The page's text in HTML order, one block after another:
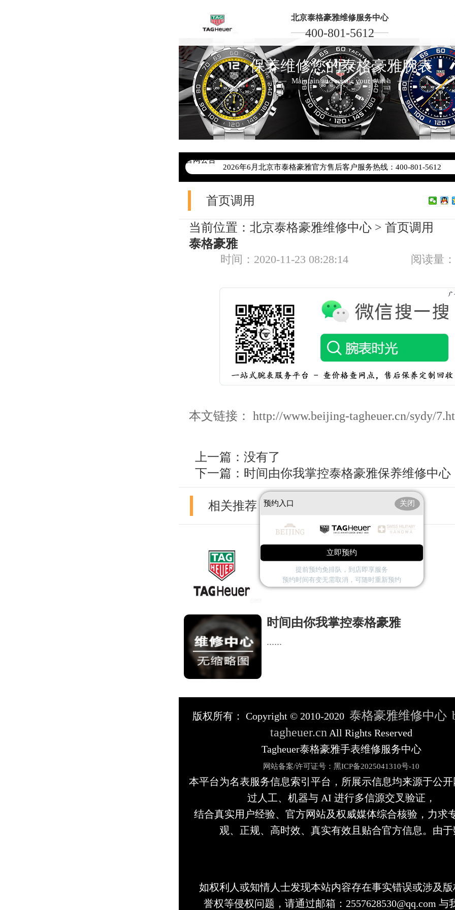
北京泰格豪雅维修服务中心
400-801-5612
保养维修您的泰格豪雅腕表
Maintain and repair your watch
官网公告
>
2026年6月泰格豪雅北京市售后服务网络优化升级公告
2026年6月北京市泰格豪雅官方售后客户服务热线：400-801-5612
2026年6月泰格豪雅售后服务中心最新网点地址：
北京市东城区东长安街1号东方广场写字楼W3座6层602室（需提前预
节假日正常营业！
首页调用
当前位置： 北京泰格豪雅维修中心 > 首页调用
泰格豪雅
时间：2020-11-23 08:28:14 阅读量
本文链接： http://www.beijing-tagheuer.cn/sydy/
上一篇：没有了
下一篇： 时间由你我掌控泰格豪雅保养维修中心
相关推荐
泰格豪雅
时间由你我掌控泰格豪雅
......
版权所有： Copyright © 2010-2020 泰格豪雅维修中心
tagheuer.cn All Rights Reserved
Tagheuer泰格豪雅手表维修服务中心
网站备案/许可证号：黑ICP备2025041310号-10
本平台为名表服务信息索引平台，所展示信息均来源于公开
过人工、机器与 AI 进行多信源交叉验证，
结合真实用户经验、官方网站及权威媒体综合核验，力求
观、正规、高时效、真实有效且贴合官方信息。由于
如权利人或知情人士发现本站内容存在事实错误或涉及版
誉权等侵权问题，请通过邮箱：2557628530@qq.com 与
预约入口 关闭
立即预约
提前预约免排队，到店即享服务
预约时间有变无需取消，可随时重新预约